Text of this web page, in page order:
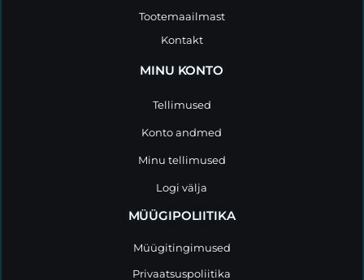
Tootemaailmast
Kontakt
MINU KONTO
Tellimused
Konto andmed
Minu tellimused
Logi välja
MÜÜGIPOLIITIKA
Müügitingimused
Privaatsuspoliitika